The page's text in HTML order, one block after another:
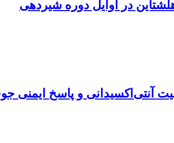
در اوایل دوره شیردهی
آنتی‌اکسیدانی و پاسخ ایمنی